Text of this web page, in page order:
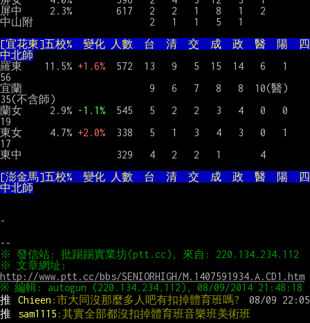
屏中     2.3%        617   2   2   1   8   1   2
中山附                     2   1   1   5   1
[宜花東]五校%  變化 人數  台  清  交  成  政  醫  陽  四
中北師
羅東    11.5% +1.6%
  572  13   9   5  15  14   6   1
56
宜蘭                       9   6   7   8   8  10(醫)
35(不含師)
蘭女     2.9% -1.1%
  545   5   2   2   3   4   0   0
19
東女     4.7% +2.0%
  338   5   1   3   4   3   0   1
17
東中                 329   4   2   2   1       4
[澎金馬]五校%  變化 人數  台  清  交  成  政  醫  陽  四
中北師
-
http://www.ptt.cc/bbs/SENIORHIGH/M.1407591934.A.CD1.htm
推
Chieen :市大同沒那麼多人吧有扣掉體育班嗎?
推
sam1115 :其實全部都沒扣掉體育班音樂班美術班